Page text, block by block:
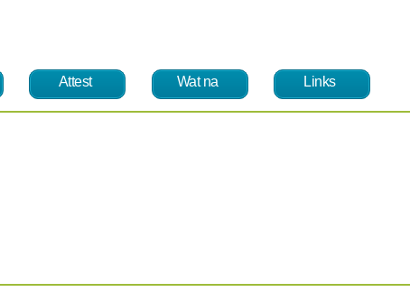
Attest Wat na Links